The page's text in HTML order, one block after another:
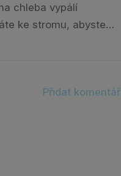
chleba vypálí
ke stromu, abyste…
Přidat komentář